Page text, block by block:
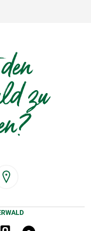
zu